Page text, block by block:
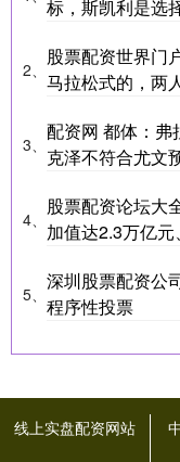
标，斯凯利是选
2、
股票配资世界门
马拉松式的，两
3、
配资网 都体：弗
克泽不符合尤文
4、
股票配资论坛大
加值达2.3万亿
5、
深圳股票配资公
程序性投票
线上实盘配资网站